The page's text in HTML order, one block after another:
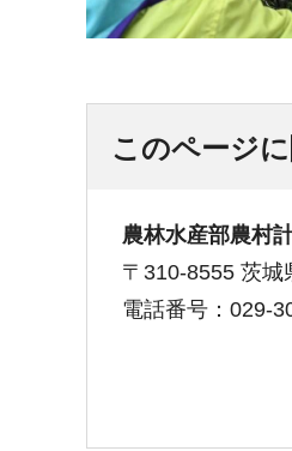
このページ
農林水産部農村
〒310-8555 茨城
電話番号：029-